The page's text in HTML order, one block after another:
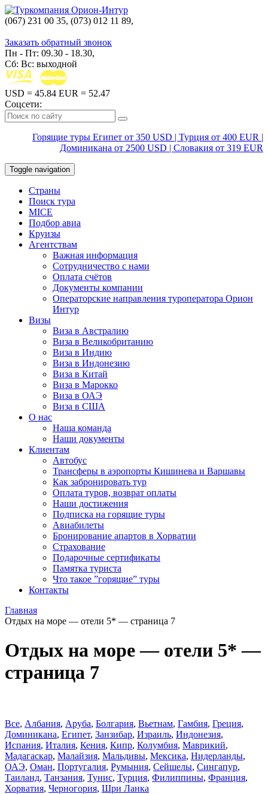
(067) 231 00 35, (073) 012 11 89,
Заказать обратный звонок
Пн - Пт: 09.30 - 18.30,
Сб: Вс: выходной
USD = 45.84 EUR = 52.47
Соцсети:
Горящие туры Египет от 350 USD | Турция от 400 EUR |
Доминикана от 2500 USD | Словакия от 319 EUR
Toggle navigation
Страны
Поиск тура
MICE
Подбор авиа
Круизы
Агентствам
Важная информация
Сотрудничество с нами
Оплата счётов
Документы компании
Операторские направления туроператора Орион
Интур
Визы
Виза в Австралию
Виза в Великобританию
Виза в Индию
Виза в Индонезию
Виза в Китай
Виза в Марокко
Виза в ОАЭ
Виза в США
О нас
Наша команда
Наши документы
Клиентам
Автобус
Трансферы в аэропорты Кишинева и Варшавы
Как забронировать тур
Оплата туров, возврат оплаты
Наши достижения
Подписка на горящие туры
Авиабилеты
Бронирование апартов в Хорватии
Страхование
Подарочные сертификаты
Памятка туриста
Что такое ”горящие” туры
Контакты
Главная
Отдых на море — отели 5* — страница 7
Отдых на море — отели 5* —
страница 7
Все, Албания, Аруба, Болгария, Вьетнам, Гамбия, Греция,
Доминиканa, Египет, Занзибар, Израиль, Индонезия,
Испания, Италия, Кения, Кипр, Колумбия, Маврикий,
Мадагаскар, Малайзия, Мальдивы, Мексика, Нидерланды,
ОАЭ, Оман, Португалия, Румыния, Сейшелы, Сингапур,
Таиланд, Танзания, Тунис, Турция, Филиппины, Франция,
Хорватия, Черногория, Шри Ланка